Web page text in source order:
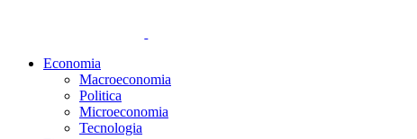
Economia
Macroeconomia
Politica
Microeconomia
Tecnologia